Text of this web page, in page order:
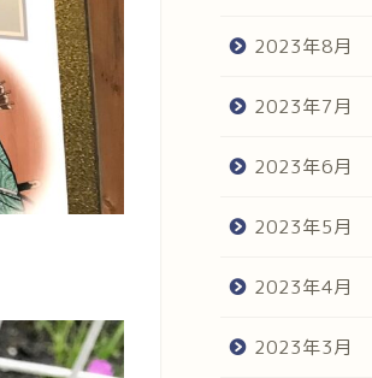
2023年8月
2023年7月
2023年6月
2023年5月
2023年4月
2023年3月